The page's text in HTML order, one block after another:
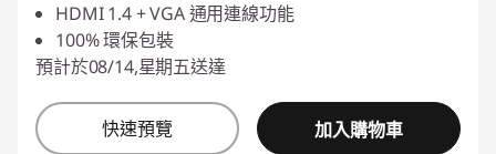
HDMI 1.4 + VGA 通用連線功能
100% 環保包裝
預計於08/14,星期五送達
快速預覽 加入購物車